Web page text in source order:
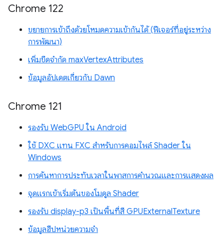
Chrome 122
ขยายการเข้าถึงด้วยโหมดความเข้ากันได้ (ฟีเจอร์ที่อยู่ระหว่าง
การพัฒนา)
เพิ่มขีดจำกัด maxVertexAttributes
ข้อมูลอัปเดตเกี่ยวกับ Dawn
Chrome 121
รองรับ WebGPU ใน Android
ใช้ DXC แทน FXC สำหรับการคอมไพล์ Shader ใน
Windows
การค้นหาการประทับเวลาในพาสการคำนวณและการแสดงผล
จุดแรกเข้าเริ่มต้นของโมดูล Shader
รองรับ display-p3 เป็นพื้นที่สี GPUExternalTexture
ข้อมูลฮีปหน่วยความจำ